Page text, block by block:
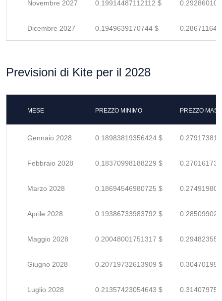
Novembre 2027 0.19914487112112 $
Dicembre 2027 0.1949639170744 $
Previsioni di Kite per il 2028
MESE PREZZO MINIMO PREZZO
Gennaio 2028 0.18983819356424 $
Febbraio 2028 0.18370998188229 $
Marzo 2028 0.18694546980725 $
Aprile 2028 0.19386733983792 $
Maggio 2028 0.20048001751317 $
Giugno 2028 0.20719732613909 $
Luglio 2028 0.21357423054643 $